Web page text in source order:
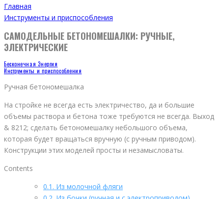
Главная
Инструменты и приспособления
САМОДЕЛЬНЫЕ БЕТОНОМЕШАЛКИ: РУЧНЫЕ,
ЭЛЕКТРИЧЕСКИЕ
Бесконечная Энергия
Инструменты и приспособления
Ручная бетономешалка
На стройке не всегда есть электричество, да и большие
объемы раствора и бетона тоже требуются не всегда. Выход
& 8212; сделать бетономешалку небольшого объема,
которая будет вращаться вручную (с ручным приводом).
Конструкции этих моделей просты и незамысловаты.
Contents
0.1. Из молочной фляги